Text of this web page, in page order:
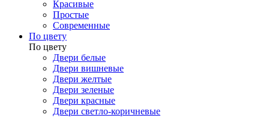
Красивые
Простые
Современные
По цвету
По цвету
Двери белые
Двери вишневые
Двери желтые
Двери зеленые
Двери красные
Двери светло-коричневые